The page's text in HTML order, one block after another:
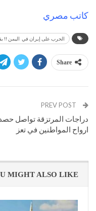
كاتب مصري
الحرب على إيران في اليمن !!
Share
دراجات المرتزقة تواصل
ارواح المواطنين في تعز
MIGHT ALSO LIKE